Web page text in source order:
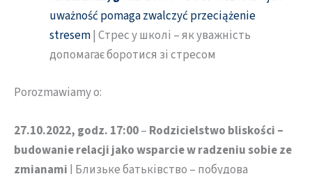
uważność pomaga zwalczyć przeciążenie
stresem| Стрес у школі – як уважність
допомагає боротися зі стресом
Porozmawiamy o:
27.10.2022, godz. 17:00– Rodzicielstwo bliskości –
budowanie relacji jako wsparcie w radzeniu sobie ze
zmianami | Близьке батьківство – побудова